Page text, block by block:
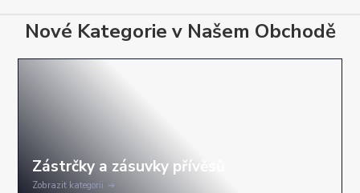
Nové Kategorie v Našem Obchodě
Zobrazit kategorii